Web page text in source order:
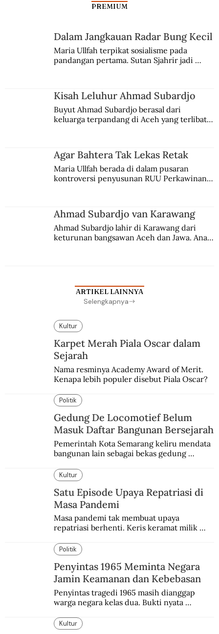
PREMIUM
Dalam Jangkauan Radar Bung Kecil
Maria Ullfah terpikat sosialisme pada
pandangan pertama. Sutan Sjahrir jadi
Kisah Leluhur Ahmad Subardjo
Buyut Ahmad Subardjo berasal dari
keluarga terpandang di Aceh yang terlibat
Agar Bahtera Tak Lekas Retak
Maria Ullfah berada di dalam pusaran
kontroversi penyusunan RUU Perkawinan.
Ahmad Subardjo van Karawang
Ahmad Subardjo lahir di Karawang dari
keturunan bangsawan Aceh dan Jawa. Anak
ARTIKEL LAINNYA
Selengkapnya
Kultur
Karpet Merah Piala Oscar dalam
Sejarah
Nama resminya Academy Award of Merit.
Kenapa lebih populer disebut Piala Oscar?
Politik
Gedung De Locomotief Belum
Masuk Daftar Bangunan Bersejarah
Pemerintah Kota Semarang keliru mendata
bangunan lain sebagai bekas gedung
Kultur
Satu Episode Upaya Repatriasi di
Masa Pandemi
Masa pandemi tak membuat upaya
repatriasi berhenti. Keris keramat milik
di periode yang sulit.
Politik
Penyintas 1965 Meminta Negara
Jamin Keamanan dan Kebebasan
Penyintas tragedi 1965 masih dianggap
warga negara kelas dua. Bukti nyata
Kultur